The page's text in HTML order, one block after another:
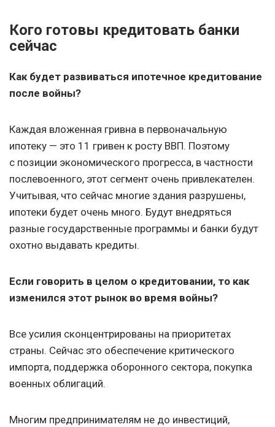
Кого готовы кредитовать банки
сейчас
Как будет развиваться ипотечное кредитование
после войны?
Каждая вложенная гривна в первоначальную
ипотеку — это 11 гривен к росту ВВП. Поэтому
с позиции экономического прогресса, в частности
послевоенного, этот сегмент очень привлекателен.
Учитывая, что сейчас многие здания разрушены,
ипотеки будет очень много. Будут внедряться
разные государственные программы и банки будут
охотно выдавать кредиты.
Если говорить в целом о кредитовании, то как
изменился этот рынок во время войны?
Все усилия сконцентрированы на приоритетах
страны. Сейчас это обеспечение критического
импорта, поддержка оборонного сектора, покупка
военных облигаций.
Многим предпринимателям не до инвестиций,